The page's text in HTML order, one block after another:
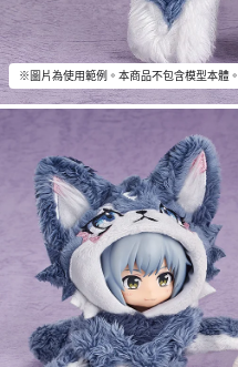
※圖片為使用範例。本商品不包含模型本體。